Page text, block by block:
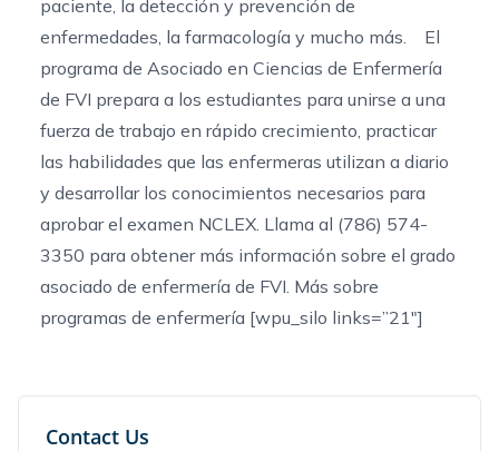
paciente, la detección y prevención de
enfermedades, la farmacología y mucho más. El
programa de Asociado en Ciencias de Enfermería
de FVI prepara a los estudiantes para unirse a una
fuerza de trabajo en rápido crecimiento , practicar
las habilidades que las enfermeras utilizan a diario
y desarrollar los conocimientos necesarios para
aprobar el examen NCLEX. Llama al (786) 574-
3350 para obtener más información sobre el grado
asociado de enfermería de FVI. Más sobre
programas de enfermería [wpu_silo links=”21″]
Contact Us